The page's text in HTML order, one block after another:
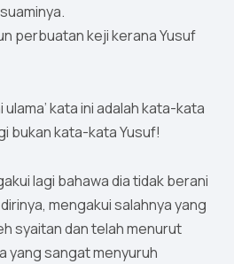
perbuatan keji kerana Yusuf
kata ini adalah kata-kata
bukan kata-kata Yusuf!
lagi bahawa dia tidak berani
mengakui salahnya yang
syaitan dan telah menurut
yang sangat menyuruh